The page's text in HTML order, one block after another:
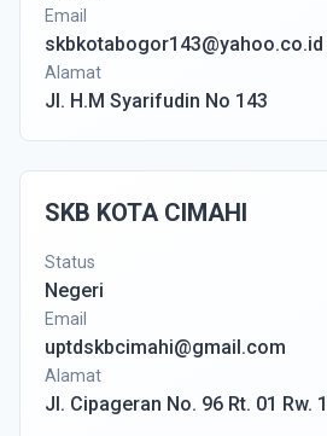
Email
skbkotabogor143@yahoo.co.id
Alamat
Jl. H.M Syarifudin No 143
SKB KOTA CIMAHI
Status
Negeri
Email
uptdskbcimahi@gmail.com
Alamat
Jl. Cipageran No. 96 Rt. 01 Rw.